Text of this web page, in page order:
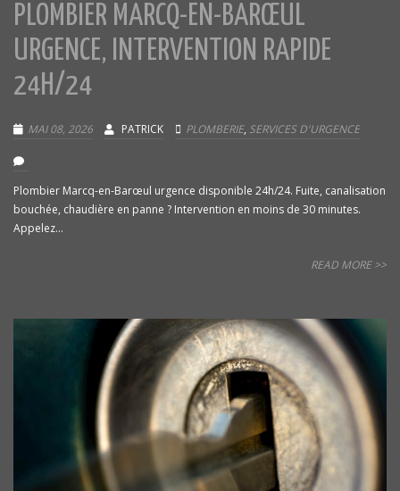
PLOMBIER MARCQ-EN-BARŒUL
URGENCE, INTERVENTION RAPIDE
24H/24
MAI 08, 2026 PATRICK PLOMBERIE, SERVICES D'URGENCE
Plombier Marcq-en-Barœul urgence disponible 24h/24. Fuite, canalisation
bouchée, chaudière en panne ? Intervention en moins de 30 minutes.
Appelez...
READ MORE >>